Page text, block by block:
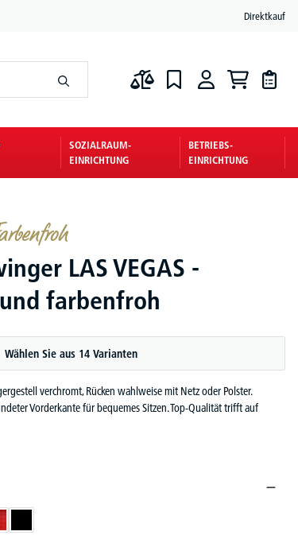
Direktkauf
SOZIALRAUM-
EINRICHTUNG
BETRIEBS-
EINRICHTUNG
LAS VEGAS -
farbenfroh
Wählen Sie aus 14 Varianten
verchromt, Rücken wahlweise mit Netz oder Polster.
Vorderkante für bequemes Sitzen. Top-Qualität trifft auf